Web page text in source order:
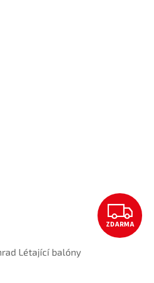
Z
D
ZDARMA
Létající balóny